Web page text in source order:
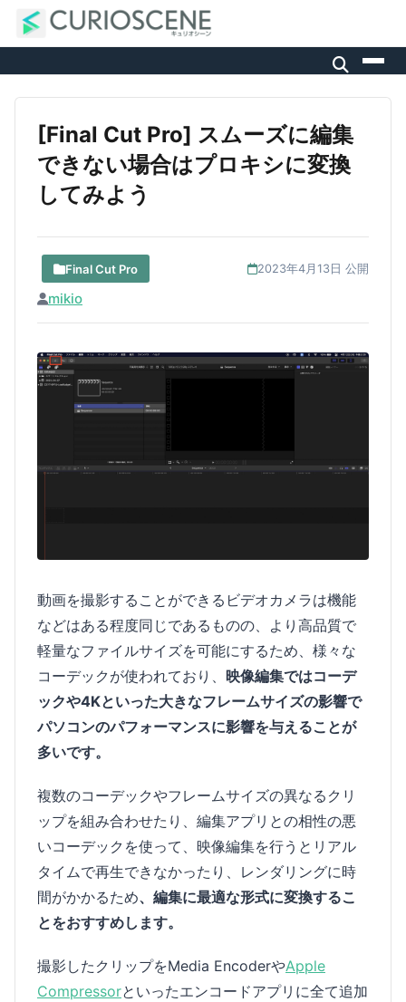
[Final Cut Pro] スムーズに編集
できない場合はプロキシに変換
してみよう
Final Cut Pro 2023年4月13日 公開
mikio
動画を撮影することができるビデオカメラは機能
などはある程度同じであるものの、より高品質で
軽量なファイルサイズを可能にするため、様々な
コーデックが使われており、 映像編集ではコーデ
ックや4Kといった大きなフレームサイズの影響で
パソコンのパフォーマンスに影響を与えることが
多いです。
複数のコーデックやフレームサイズの異なるクリ
ップを組み合わせたり、編集アプリとの相性の悪
いコーデックを使って、映像編集を行うとリアル
タイムで再生できなかったり、レンダリングに時
間がかかるため、編集に最適な形式に変換するこ
とをおすすめします。
撮影したクリップをMedia EncoderやApple
Compressorといったエンコードアプリに全て追加